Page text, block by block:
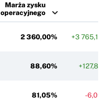
Marża zysku
operacyjnego
2 360,00% +3
88,60%
81,05% -